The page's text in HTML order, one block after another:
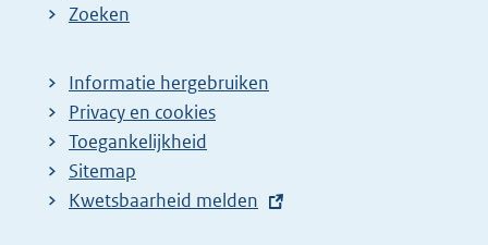
Zoeken
Informatie hergebruiken
Privacy en cookies
Toegankelijkheid
Sitemap
E
Kwetsbaarheid melden